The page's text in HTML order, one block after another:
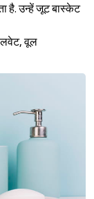
है. उन्हें जूट बास्केट
वूल